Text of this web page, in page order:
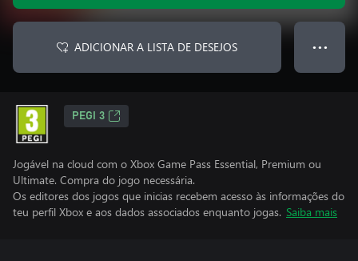
ADICIONAR A LISTA DE DESEJOS ● ● ●
PEGI 3
Jogável na cloud com o Xbox Game Pass Essential, Premium ou
Ultimate. Compra do jogo necessária.
Os editores dos jogos que inicias recebem acesso às informações do
teu perfil Xbox e aos dados associados enquanto jogas. Saiba mais